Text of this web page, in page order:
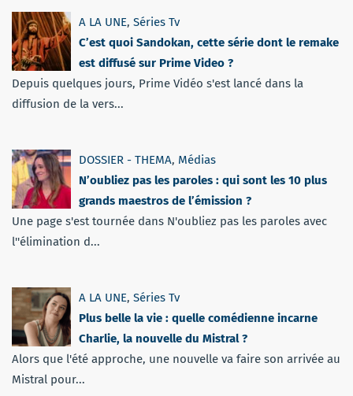
A LA UNE, Séries Tv
C’est quoi Sandokan, cette série dont le remake
est diffusé sur Prime Video ?
Depuis quelques jours, Prime Vidéo s'est lancé dans la
diffusion de la vers...
DOSSIER - THEMA, Médias
N’oubliez pas les paroles : qui sont les 10 plus
grands maestros de l’émission ?
Une page s'est tournée dans N'oubliez pas les paroles avec
l''élimination d...
A LA UNE, Séries Tv
Plus belle la vie : quelle comédienne incarne
Charlie, la nouvelle du Mistral ?
Alors que l'été approche, une nouvelle va faire son arrivée au
Mistral pour...